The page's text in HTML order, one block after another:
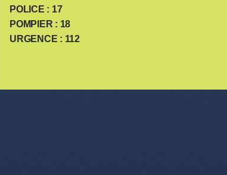
POLICE : 17
POMPIER : 18
URGENCE : 112
Menu de l'article